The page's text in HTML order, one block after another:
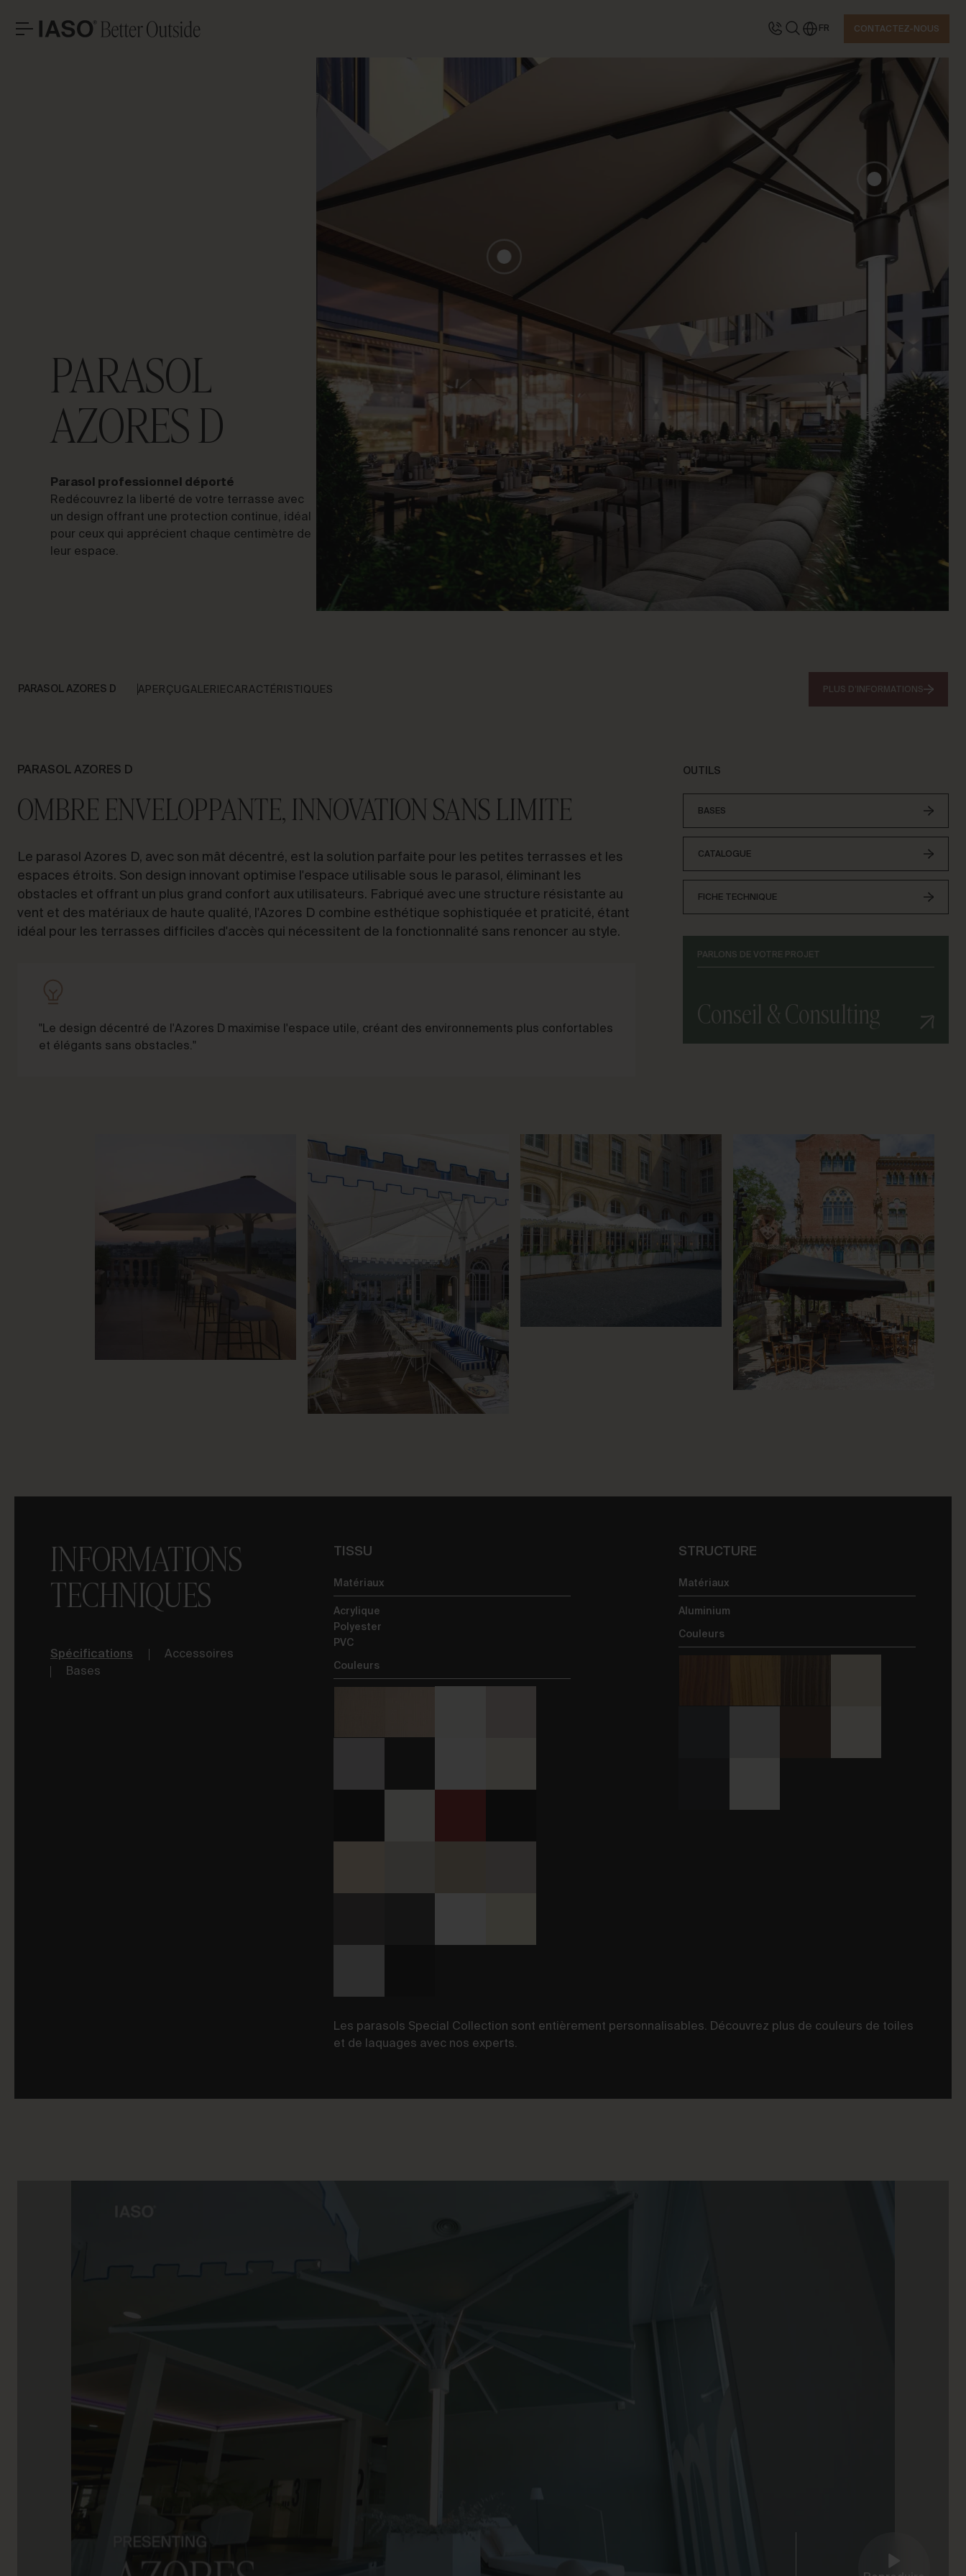
PARLONS DE VOTRE PROJET
Conseil & Consulting Demandez des informations
PARLONS DE VOTRE
PROJET
Conseil &
Consulting
FR CONTACTEZ-NOUS
PARASOL
AZORES D
Parasol professionnel déporté
Redécouvrez la liberté de votre terrasse avec
un design offrant une protection continue, idéal
pour ceux qui apprécient chaque centimètre de
leur espace.
PARASOL AZORES D APERÇU GALERIE CARACTÉRISTIQUES PLUS D’INFORMATIONS
PARASOL AZORES D
OMBRE ENVELOPPANTE, INNOVATION SANS LIMITE
Le parasol Azores D, avec son mât décentré, est la solution parfaite pour les petites terrasses et les
espaces étroits. Son design innovant optimise l'espace utilisable sous le parasol, éliminant les
obstacles et offrant un plus grand confort aux utilisateurs. Fabriqué avec une structure résistante au
vent et des matériaux de haute qualité, l'Azores D combine esthétique sophistiquée et praticité, étant
idéal pour les terrasses difficiles d'accès qui nécessitent de la fonctionnalité sans renoncer au style.
"Le design décentré de l'Azores D maximise l'espace utile, créant des environnements plus confortables
et élégants sans obstacles."
OUTILS
BASES
CATALOGUE
FICHE TECHNIQUE
PARLONS DE VOTRE PROJET
Conseil & Consulting
INFORMATIONS
TECHNIQUES
Spécifications
Accessoires
Bases
TISSU
Matériaux
Acrylique
Polyester
PVC
Couleurs
STRUCTURE
Matériaux
Aluminium
Couleurs
Les parasols Special Collection sont entièrement personnalisables. Découvrez plus de couleurs de toiles
et de laquages avec nos experts.